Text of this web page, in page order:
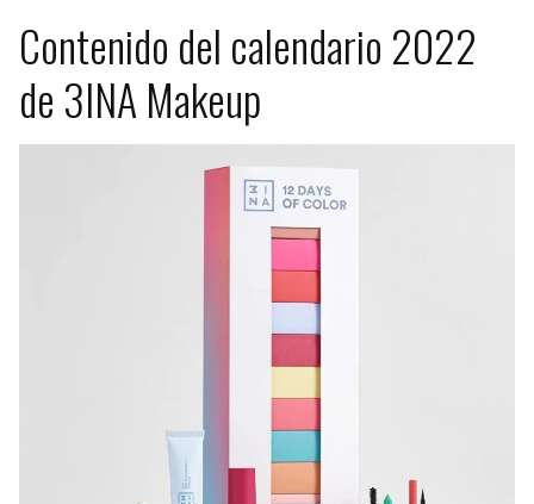
Contenido del calendario 2022
de 3INA Makeup